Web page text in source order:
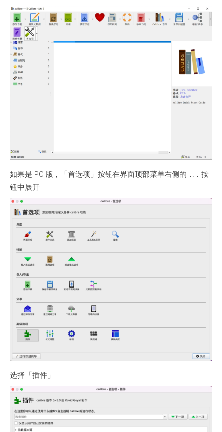
如果是 PC 版，「首选项」按钮在界面顶部菜单右侧的 ... 按
钮中展开
选择「插件」